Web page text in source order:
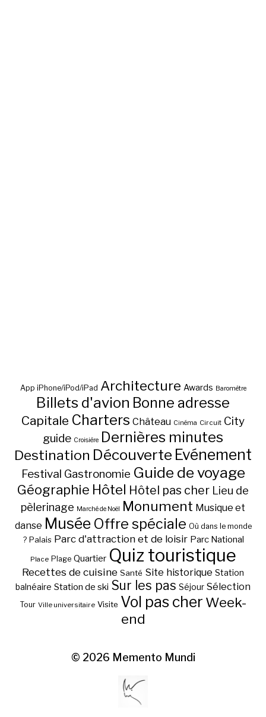
App iPhone/iPod/iPad Architecture Awards Baromètre
Billets d'avion Bonne adresse
Capitale Charters Château Cinéma Circuit City
guide Croisière Dernières minutes
Destination Découverte Evénement
Festival Gastronomie Guide de voyage
Géographie Hôtel Hôtel pas cher Lieu de
pèlerinage Marché de Noël Monument Musique et
danse Musée Offre spéciale Où dans le monde
? Palais Parc d'attraction et de loisir Parc National
Place Plage Quartier Quiz touristique
Recettes de cuisine Santé Site historique Station
balnéaire Station de ski Sur les pas Séjour Sélection
Tour Ville universitaire Visite Vol pas cher Week-
end
© 2026 Memento Mundi